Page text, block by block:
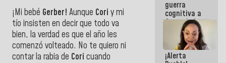
¡Mi bebé Gerber! Aunque Cori y mi
tío insisten en decir que todo va
bien, la verdad es que el año les
comenzó volteado. No te quiero ni
contar la rabia de Cori cuando
Nacional
guerra
cognitiva a
favor de la
narrativa
hegemónica?
(1)
¡Alerta